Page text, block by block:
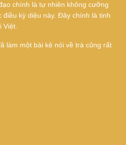
chính là tự nhiên không cưỡng
kỳ diệu này. Đây chính là tinh
làm một bài kệ nói về trà cũng rất